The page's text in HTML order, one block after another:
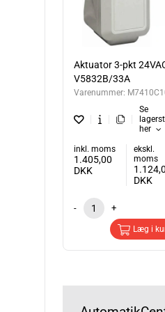
Aktuator 3-pkt
V5832B/33A
Varenummer:
Se
her
inkl. moms
1.405,00
DKK
ekskl.
moms
DKK
- +
Læg i